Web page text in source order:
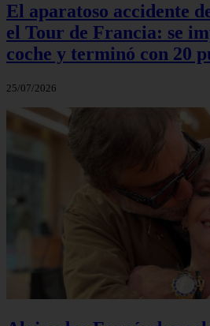
El aparatoso accidente
el Tour de Francia: se
coche y terminó con 20
25/07/2026